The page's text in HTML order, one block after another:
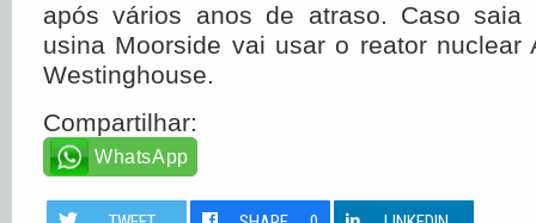
após vários anos de atraso. Caso
usina Moorside vai usar o reator nuclear
Westinghouse.
Compartilhar:
WhatsApp